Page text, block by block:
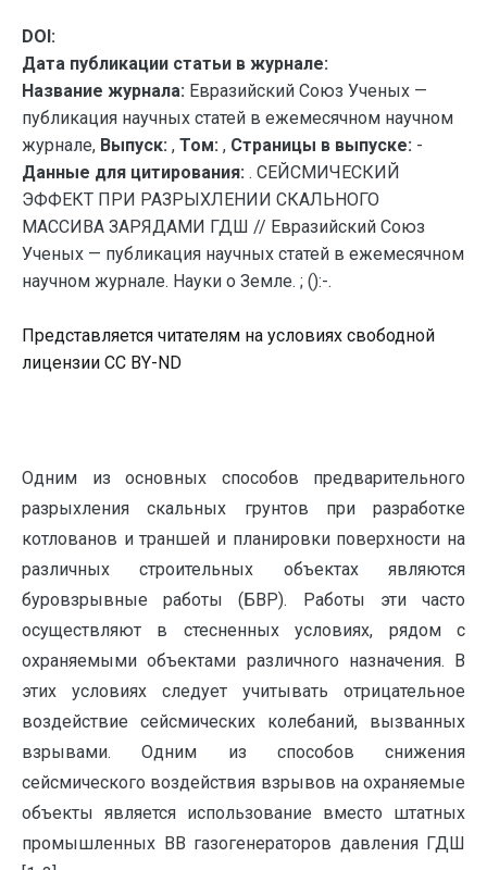
DOI:
Дата публикации статьи в журнале:
Название журнала: Евразийский Союз Ученых —
публикация научных статей в ежемесячном научном
журнале, Выпуск: , Том: , Страницы в выпуске: -
Данные для цитирования: . СЕЙСМИЧЕСКИЙ
ЭФФЕКТ ПРИ РАЗРЫХЛЕНИИ СКАЛЬНОГО
МАССИВА ЗАРЯДАМИ ГДШ // Евразийский Союз
Ученых — публикация научных статей в ежемесячном
научном журнале. Науки о Земле. ; ():-.
Представляется читателям на условиях свободной
лицензии CC BY-ND
Одним из основных способов предварительного
разрыхления скальных грунтов при разработке
котлованов и траншей и планировки поверхности на
различных строительных объектах являются
буровзрывные работы (БВР). Работы эти часто
осуществляют в стесненных условиях, рядом с
охраняемыми объектами различного назначения. В
этих условиях следует учитывать отрицательное
воздействие сейсмических колебаний, вызванных
взрывами. Одним из способов снижения
сейсмического воздействия взрывов на охраняемые
объекты является использование вместо штатных
промышленных ВВ газогенераторов давления ГДШ